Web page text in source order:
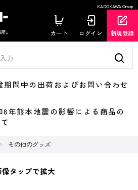
KADOKAWA Group
カート ログイン 新規登録
間中の出荷およびお問い合わせ
熊本地震の影響による商品の
その他のグッズ
像タップで拡大